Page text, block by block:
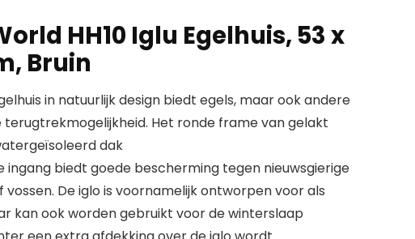
HH10 Iglu Egelhuis, 53 x
Bruin
in natuurlijk design biedt egels, maar ook andere
terugtrekmogelijkheid. Het ronde frame van gelakt
dak
ingang biedt goede bescherming tegen nieuwsgierige
De iglo is voornamelijk ontworpen voor als
kan ook worden gebruikt voor de winterslaap